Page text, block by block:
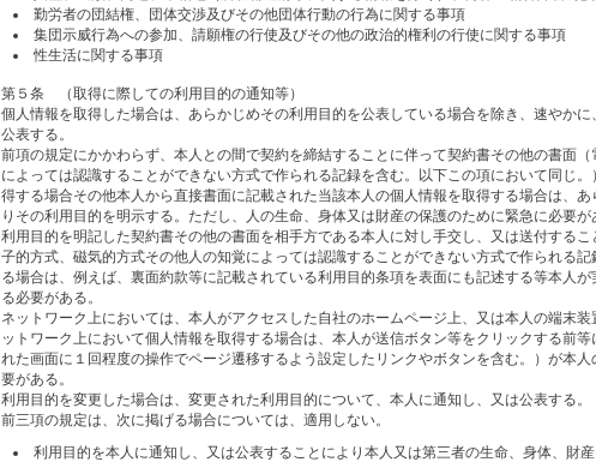
勤労者の団結権、団体交渉及びその他団体行動の行為に関する事項
集団示威行為への参加、請願権の行使及びその他の政治的権利の行使に関する事項
性生活に関する事項
第５条 （取得に際しての利用目的の通知等）
個人情報を取得した場合は、あらかじめその利用目的を公表している場合を除き、速やか
公表する。
前項の規定にかかわらず、本人との間で契約を締結することに伴って契約書その他の書面
によっては認識することができない方式で作られる記録を含む。以下この項において同じ
得する場合その他本人から直接書面に記載された当該本人の個人情報を取得する場合は、
りその利用目的を明示する。ただし、人の生命、身体又は財産の保護のために緊急に必要が
利用目的を明記した契約書その他の書面を相手方である本人に対し手交し、又は送付する
子的方式、磁気的方式その他人の知覚によっては認識することができない方式で作られる
る場合は、例えば、裏面約款等に記載されている利用目的条項を表面にも記述する等本人
る必要がある。
ネットワーク上においては、本人がアクセスした自社のホームページ上、又は本人の端末
ットワーク上において個人情報を取得する場合は、本人が送信ボタン等をクリックする前
れた画面に１回程度の操作でページ遷移するよう設定したリンクやボタンを含む。）が本
要がある。
利用目的を変更した場合は、変更された利用目的について、本人に通知し、又は公表する。
前三項の規定は、次に掲げる場合については、適用しない。
利用目的を本人に通知し、又は公表することにより本人又は第三者の生命、身体、財